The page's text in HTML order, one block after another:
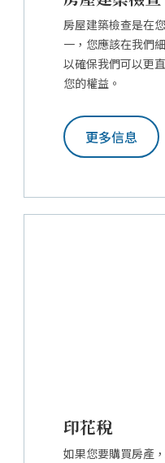
房屋建築檢查是在
一，您應該在我們
以確保我們可以更
您的權益。
更多信息
印花稅
如果您要購買房產